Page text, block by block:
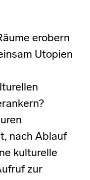
erobern
Utopien
nach Ablauf
kulturelle
zur